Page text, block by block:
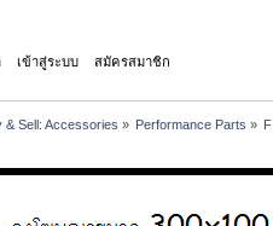
เข้าสู่ระบบ สมัครสมาชิก
& Sell: Accessories » Performance Parts »